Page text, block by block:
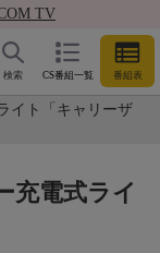
TV
CS番組一覧 番組表
検索
イト「キャリーザ
充電式ライ